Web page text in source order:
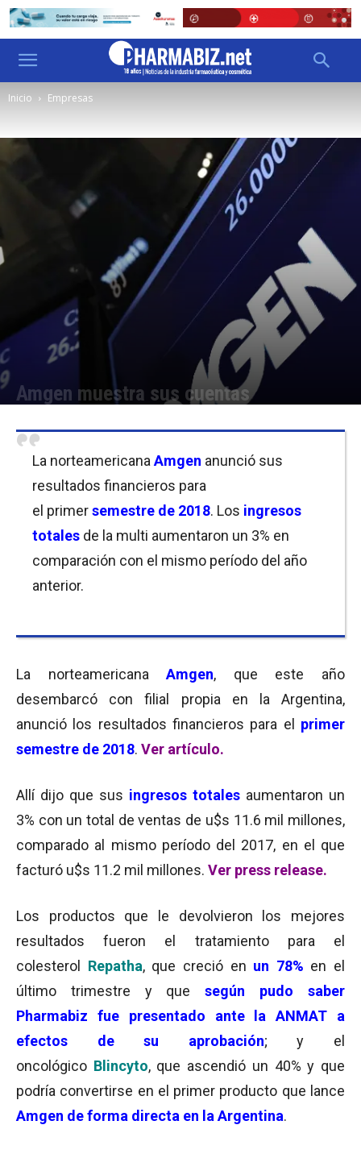
Inicio Empresas
Amgen muestra sus cuentas
La norteamericana Amgen anunció sus
resultados financieros para
el primersemestre de 2018. Los ingresos
totales de la multi aumentaron un 3% en
comparación con el mismo período del año
anterior.
La norteamericanaAmgen, que este año
desembarcó con filial propia en la Argentina,
anunció los resultados financieros para el primer
semestre de 2018. Ver artículo.
Allí dijo que sus ingresos totales aumentaron un
3% con un total de ventas de u$s 11.6 mil millones,
comparado al mismo período del 2017, en el que
facturó u$s 11.2 mil millones. Ver press release.
Los productos que le devolvieron los mejores
resultados fueron el tratamiento para el
colesterol Repatha, que creció en un 78% en el
último trimestre y quesegún pudo saber
Pharmabiz fue presentado ante la ANMAT a
efectos de su aprobación; y el
oncológico Blincyto, que ascendió un 40% y que
podría convertirse en el primer producto que lance
Amgen de forma directa en la Argentina.